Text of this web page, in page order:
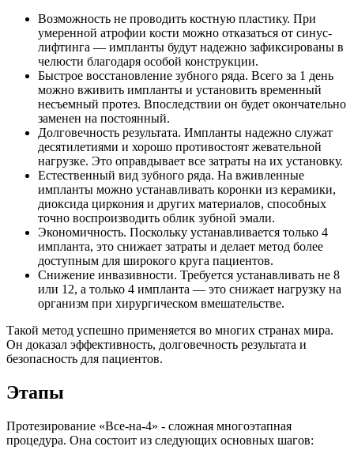
Возможность не проводить костную пластику. При
умеренной атрофии кости можно отказаться от синус-
лифтинга — импланты будут надежно зафиксированы в
челюсти благодаря особой конструкции.
Быстрое восстановление зубного ряда. Всего за 1 день
можно вживить импланты и установить временный
несъемный протез. Впоследствии он будет окончательно
заменен на постоянный.
Долговечность результата. Импланты надежно служат
десятилетиями и хорошо противостоят жевательной
нагрузке. Это оправдывает все затраты на их установку.
Естественный вид зубного ряда. На вживленные
импланты можно устанавливать коронки из керамики,
диоксида циркония и других материалов, способных
точно воспроизводить облик зубной эмали.
Экономичность. Поскольку устанавливается только 4
импланта, это снижает затраты и делает метод более
доступным для широкого круга пациентов.
Снижение инвазивности. Требуется устанавливать не 8
или 12, а только 4 импланта — это снижает нагрузку на
организм при хирургическом вмешательстве.
Такой метод успешно применяется во многих странах мира.
Он доказал эффективность, долговечность результата и
безопасность для пациентов.
Этапы
Протезирование «Все-на-4» - сложная многоэтапная
процедура. Она состоит из следующих основных шагов: